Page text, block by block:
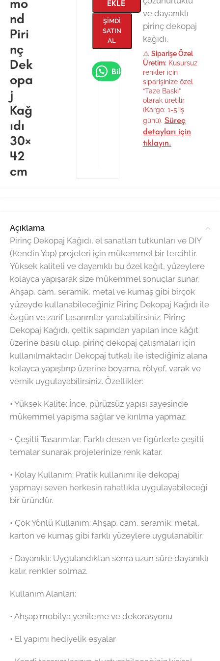
mo
nd
Piri
nç
Dek
opa
j
Kağ
ıdı
30×
42
cm
EKLE
ŞIMDI
SATIN
AL
Bilgi Al
ve dayanıklı
pirinç dekopaj
kağıdı.
⚠️ Siparişe Özel
Üretim:Kusursuz
renkler için
siparişinize özel
“Taze Baskı”
olarak üretilir
(Kargo: 1-5 iş
günü). Süreç
detayları için
tıklayın.
Açıklama
Pirinç Dekopaj Kağıdı, el sanatları tutkunları ve DIY
(Kendin Yap) projeleri için mükemmel bir tercihtir.
Yüksek kaliteli ve dayanıklı bu özel kağıt, yüzeylere
kolayca yapışarak size mükemmel sonuçlar sunar.
Ahşap, cam, seramik, metal ve kumaş gibi birçok
yüzeyde kullanabileceğiniz Pirinç Dekopaj Kağıdı ile
özgün ve zarif tasarımlar yaratabilirsiniz. Pirinç
Dekopaj Kağıdı, çeltik sapından yapılan ince kâğıt
üzerine basılı olup, pirinç dekopaj çalışmaları için
kullanılmaktadır. Dekopaj tutkalı ile istediğiniz alana
kolayca yapıştırıp üzerine boyama, rölyef, varak ve
vernik uygulayabilirsiniz. Özellikler:
•⁠ ⁠Yüksek Kalite: İnce, pürüzsüz yapısı sayesinde
mükemmel yapışma sağlar ve kırılma yapmaz.
•⁠ ⁠Çeşitli Tasarımlar: Farklı desen ve figürlerle çeşitli
temalar sunarak projelerinize renk katar.
•⁠ ⁠Kolay Kullanım: Pratik kullanımı ile dekopaj
yapmayı seven herkesin rahatlıkla uygulayabileceği
bir üründür.
•⁠ ⁠Çok Yönlü Kullanım: Ahşap, cam, seramik, metal,
karton ve kumaş gibi farklı yüzeylere uygulanabilir.
•⁠ ⁠Dayanıklı: Uygulandıktan sonra uzun süre dayanıklı
kalır, renkler solmaz.
Kullanım Alanları:
•⁠ ⁠Ahşap mobilya yenileme ve dekorasyonu
•⁠ ⁠El yapımı hediyelik eşyalar